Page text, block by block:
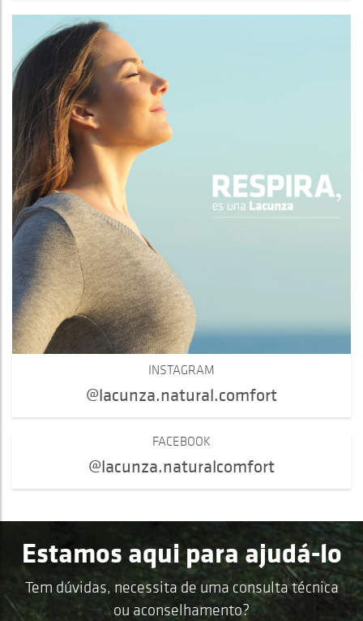
FACEBOOK
@lacunza.naturalcomfort
INSTAGRAM
@lacunza.natural.comfort
Estamos aqui para ajudá-lo
Tem dúvidas, necessita de uma consulta técnica
ou aconselhamento?